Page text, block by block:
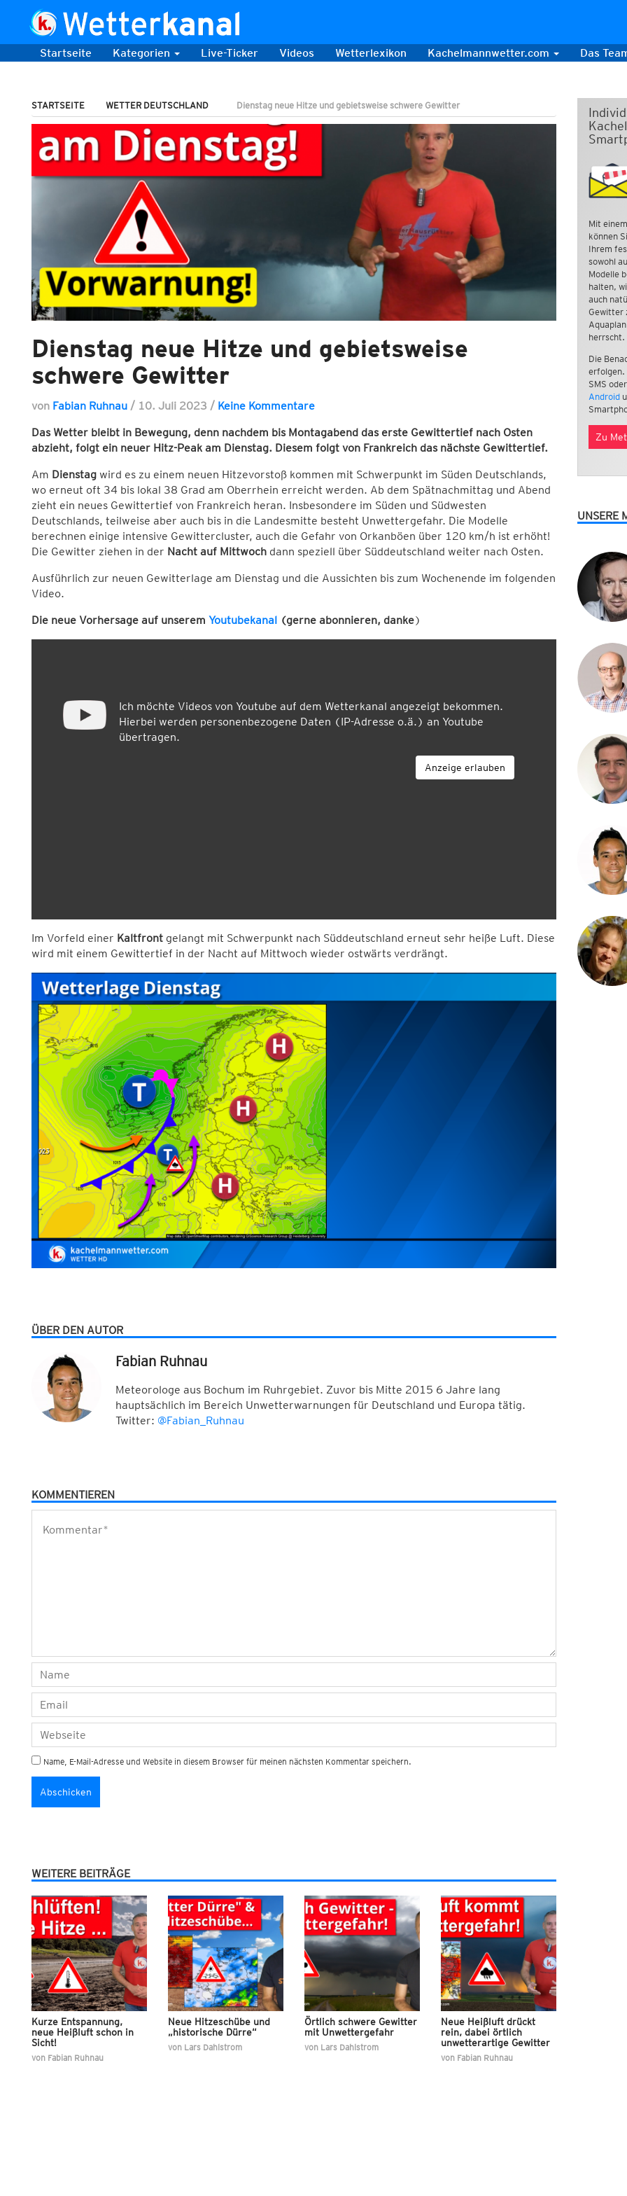
Startseite Kategorien Live-Ticker Videos Wetterlexikon Kachelmannwetter.com Das
STARTSEITE WETTER DEUTSCHLAND Dienstag neue Hitze und gebietsweise schwere Gewitter
Dienstag neue Hitze und gebietsweise
schwere Gewitter
von Fabian Ruhnau / 10. Juli 2023 / Keine Kommentare
Das Wetter bleibt in Bewegung, denn nachdem bis Montagabend das erste Gewittertief nach Osten
abzieht, folgt ein neuer Hitz-Peak am Dienstag. Diesem folgt von Frankreich das nächste Gewittertief.
Am Dienstag wird es zu einem neuen Hitzevorstoß kommen mit Schwerpunkt im Süden Deutschlands,
wo erneut oft 34 bis lokal 38 Grad am Oberrhein erreicht werden. Ab dem Spätnachmittag und Abend
zieht ein neues Gewittertief von Frankreich heran. Insbesondere im Süden und Südwesten
Deutschlands, teilweise aber auch bis in die Landesmitte besteht Unwettergefahr. Die Modelle
berechnen einige intensive Gewittercluster, auch die Gefahr von Orkanböen über 120 km/h ist erhöht!
Die Gewitter ziehen in der Nacht auf Mittwochdann speziell über Süddeutschland weiter nach Osten.
Ausführlich zur neuen Gewitterlage am Dienstag und die Aussichten bis zum Wochenende im folgenden
Video.
Die neue Vorhersage auf unserem Youtubekanal (gerne abonnieren, danke)
Ich möchte Videos von Youtube auf dem Wetterkanal angezeigt bekommen.
Hierbei werden personenbezogene Daten (IP-Adresse o.ä.) an Youtube
übertragen.
Anzeige erlauben
Im Vorfeld einer Kaltfront gelangt mit Schwerpunkt nach Süddeutschland erneut sehr heiße Luft. Diese
wird mit einem Gewittertief in der Nacht auf Mittwoch wieder ostwärts verdrängt.
ÜBER DEN AUTOR
Fabian Ruhnau
Meteorologe aus Bochum im Ruhrgebiet. Zuvor bis Mitte 2015 6 Jahre lang
hauptsächlich im Bereich Unwetterwarnungen für Deutschland und Europa tätig.
Twitter: @Fabian_Ruhnau
KOMMENTIEREN
Name, E-Mail-Adresse und Website in diesem Browser für meinen nächsten Kommentar speichern.
WEITERE BEITRÄGE
Kurze Entspannung,
neue Heißluft schon in
Sicht!
von Fabian Ruhnau
Neue Hitzeschübe und
„historische Dürre“
von Lars Dahlstrom
Örtlich schwere Gewitter
mit Unwettergefahr
von Lars Dahlstrom
Neue Heißluft drückt
rein, dabei örtlich
unwetterartige Gewitter
von Fabian Ruhnau
Mit
können
Ihrem
sowohl
Modelle
halten,
auch
Gewitter
herrscht.
Die
erfolgen.
SMS
Android
Zu
UNSERE